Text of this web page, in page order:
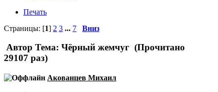
Печать
Страницы: [1] 2 3 ... 7 Вниз
Автор Тема: Чёрный жемчуг (Прочитано
29107 раз)
Акованцев Михаил